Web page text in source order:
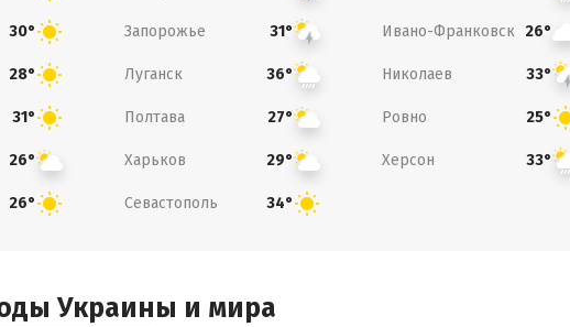
30° Запорожье 31° Ивано-Франковск 26°
28° Луганск 36° Николаев 33°
31° Полтава 27° Ровно 25°
26° Харьков 29° Херсон 33°
26° Севастополь 34°
Украины и мира